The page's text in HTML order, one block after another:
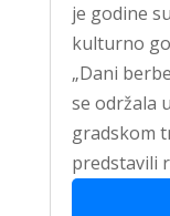
je godine
kulturno
„Dani
se održala
gradskom
predstavili